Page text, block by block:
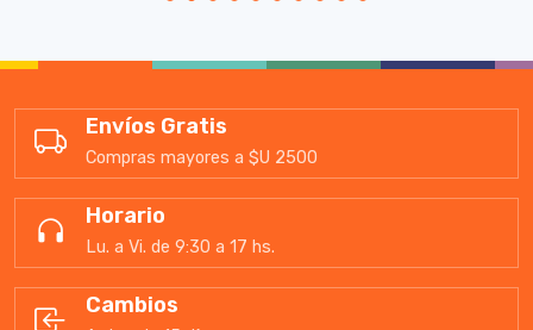
Envíos Gratis
Compras mayores a $U 2500
Horario
Lu. a Vi. de 9:30 a 17 hs.
Cambios